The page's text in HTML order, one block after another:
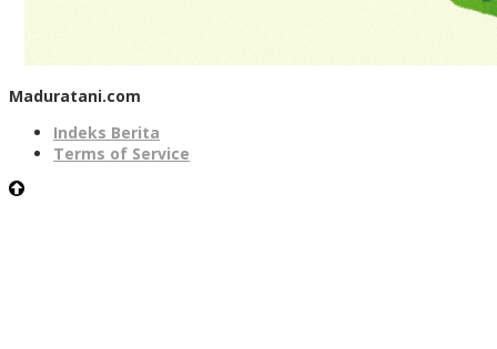
Maduratani.com
Indeks Berita
Terms of Service